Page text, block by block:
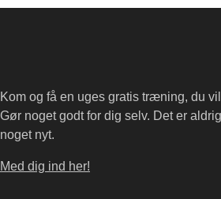
Kom og få en uges gratis træning, du
Gør noget godt for dig selv. Det er
noget nyt.
Med dig ind her!